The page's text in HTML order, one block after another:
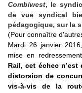
Combiwest, le s
de vue syndical
pédagogique, sur la
(Pour connaître
Mardi 26 janvier
mise en
Rail, cet échec
distorsion de
vis-à-vis de la